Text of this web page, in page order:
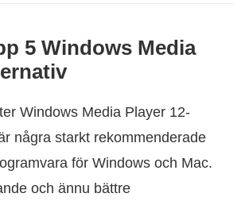
5 Windows Media
Windows Media Player 12-
några starkt rekommenderade
för Windows och Mac.
och ännu bättre